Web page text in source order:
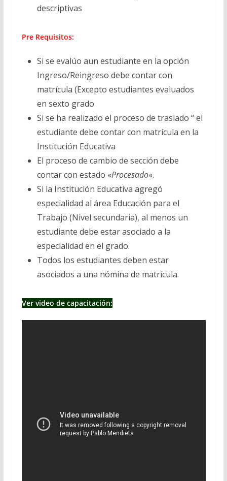
descriptivas
Pre Requisitos:
Si se evalúo aun estudiante en la opción
Ingreso/Reingreso debe contar con
matrícula (Excepto estudiantes evaluados
en sexto grado
Si se ha realizado el proceso de traslado “ el
estudiante debe contar con matrícula en la
Institución Educativa
El proceso de cambio de sección debe
contar con estado «Procesado«.
Si la Institución Educativa agregó
especialidad al área Educación para el
Trabajo (Nivel secundaria), al menos un
estudiante debe estar asociado a la
especialidad en el grado.
Todos los estudiantes deben estar
asociados a una nómina de matrícula.
Ver video de capacitación: